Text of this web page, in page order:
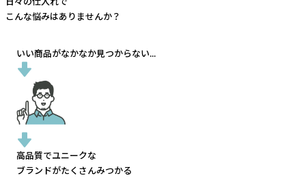
こんな悩みはありませんか？
いい商品がなかなか見つからない...
高品質でユニークな
ブランドがたくさんみつかる